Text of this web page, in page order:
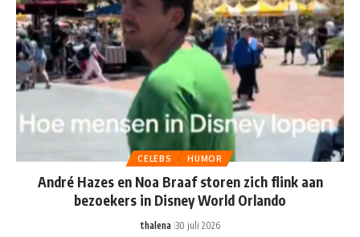
CELEBS HUMOR
André Hazes en Noa Braaf storen zich flink aan
bezoekers in Disney World Orlando
thalena 30 juli 2026